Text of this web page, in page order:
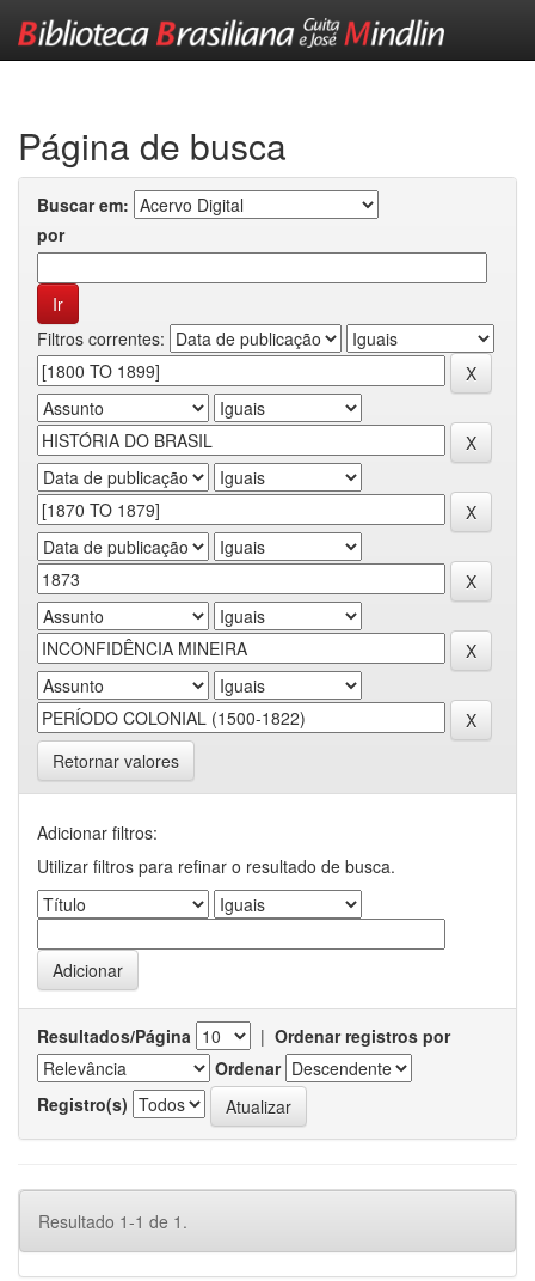
Página de busca
Buscar em:
por
Filtros correntes:
Retornar valores
Adicionar filtros:
Utilizar filtros para refinar o resultado de busca.
Resultados/Página | Ordenar registros por
Ordenar
Registro(s)
Resultado 1-1 de 1.